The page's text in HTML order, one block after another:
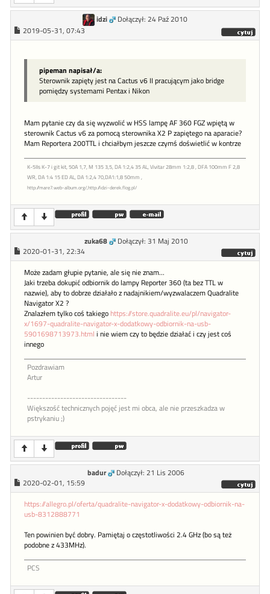
idzi
Dołączył: 24 Paź 2010
2019-05-31, 07:43
pipeman napisał/a:
Sterownik zapięty jest na Cactus v6 II pracującym jako bridge
pomiędzy systemami Pentax i Nikon
Mam pytanie czy da się wyzwolić w HSS lampę AF 360 FGZ wpiętą w
sterownik Cactus v6 za pomocą sterownika X2 P zapiętego na aparacie?
Mam Reportera 200TTL i chciałbym jeszcze czymś doświetlić w kontrze
K-5IIs K-7 i git kit, 50A 1,7, M 135 3,5, DA 1:2,4 35 AL, Vivitar 28mm 1:2,8 , DFA 100mm F 2,8
WR, DA 1:4 15 ED AL, DA 1:2,4 70,DA1:1,8 50mm ,
http://mare7.web-album.org/,http://idzi-derek.flog.pl/
zuka68
Dołączył: 31 Maj 2010
2020-01-31, 22:34
Może zadam głupie pytanie, ale się nie znam...
Jaki trzeba dokupić odbiornik do lampy Reporter 360 (ta bez TTL w
nazwie), aby to dobrze działało z nadajnikiem/wyzwalaczem Quadralite
Navigator X2 ?
Znalazłem tylko coś takiego https://store.quadralite.eu/pl/navigator-
x/1697-quadralite-navigator-x-dodatkowy-odbiornik-na-usb-
5901698713973.html i nie wiem czy to będzie działać i czy jest coś
innego
Pozdrawiam
Artur
---------------------------------
Większość technicznych pojęć jest mi obca, ale nie przeszkadza w
pstrykaniu ;)
badur
Dołączył: 21 Lis 2006
2020-02-01, 15:59
https://allegro.pl/oferta/quadralite-navigator-x-dodatkowy-odbiornik-na-
usb-8312888771
Ten powinien być dobry. Pamiętaj o częstotliwości 2.4 GHz (bo są też
podobne z 433MHz).
PCS